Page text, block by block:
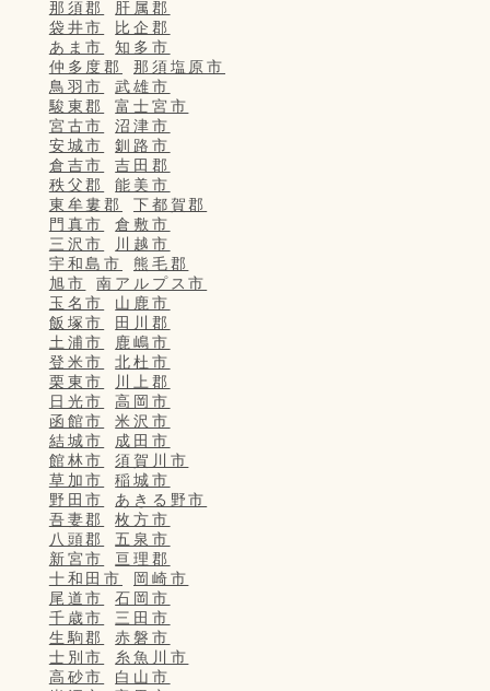
那須郡
肝属郡
袋井市
比企郡
あま市
知多市
仲多度郡
那須塩原市
鳥羽市
武雄市
駿東郡
富士宮市
宮古市
沼津市
安城市
釧路市
倉吉市
吉田郡
秩父郡
能美市
東牟婁郡
下都賀郡
門真市
倉敷市
三沢市
川越市
宇和島市
熊毛郡
旭市
南アルプス市
玉名市
山鹿市
飯塚市
田川郡
土浦市
鹿嶋市
登米市
北杜市
栗東市
川上郡
日光市
高岡市
函館市
米沢市
結城市
成田市
館林市
須賀川市
草加市
稲城市
野田市
あきる野市
吾妻郡
枚方市
八頭郡
五泉市
新宮市
亘理郡
十和田市
岡崎市
尾道市
石岡市
千歳市
三田市
生駒郡
赤磐市
士別市
糸魚川市
高砂市
白山市